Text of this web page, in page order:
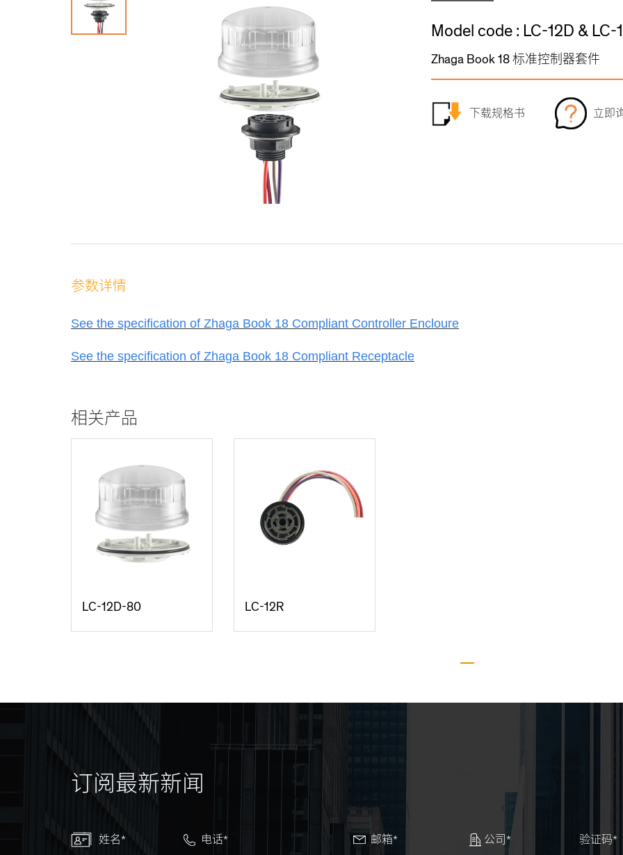
Model code : LC-12D & LC-
Zhaga Book 18 标准控制器套件
下载规格书 立即
参数详情
See the specification of Zhaga Book 18 Compliant Controller Encloure
See the specification of Zhaga Book 18 Compliant Receptacle
相关产品
LC-12D-80 LC-12R
订阅最新新闻
姓名* 电话* 邮箱* 公司* 验证码*